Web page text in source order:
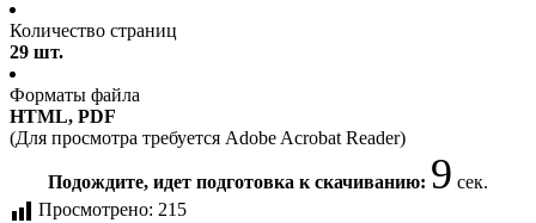
Количество страниц
29 шт.
Форматы файла
HTML, PDF
(Для просмотра требуется Adobe Acrobat Reader)
Подождите, идет подготовка к скачиванию: 9 сек.
Просмотрено: 215